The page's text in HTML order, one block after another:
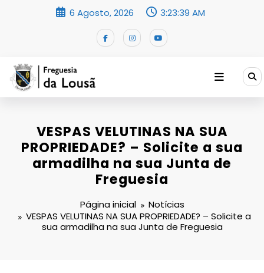
6 Agosto, 2026 3:23:40 AM
VESPAS VELUTINAS NA SUA
PROPRIEDADE? – Solicite a sua
armadilha na sua Junta de
Freguesia
Página inicial
Notícias
VESPAS VELUTINAS NA SUA PROPRIEDADE? – Solicite a
sua armadilha na sua Junta de Freguesia